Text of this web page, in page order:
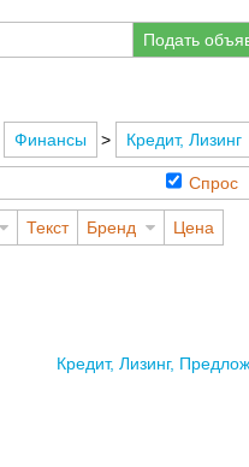
Подать
Финансы > Кредит, Лизинг
Спрос
Текст Бренд Цена
Кредит, Лизинг,